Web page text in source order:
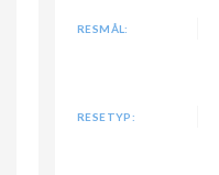
RESMÅL:
RESETYP: